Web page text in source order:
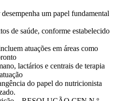
um papel fundamental
de saúde, conforme estabelecido
atuações em áreas como
lactários e centrais de terapia
do papel do nutricionista